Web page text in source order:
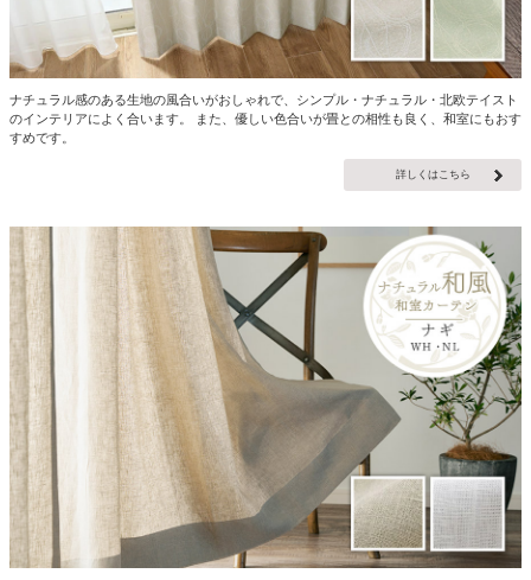
ナチュラル感のある生地の風合いがおしゃれで、シンプル・ナチュラル・北欧テイスト
のインテリアによく合います。 また、優しい色合いが畳との相性も良く、和室にもおす
すめです。
詳しくはこちら